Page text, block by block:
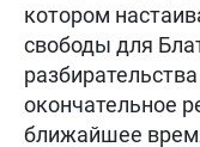
котором
свободы для
окончательное
ближайшее